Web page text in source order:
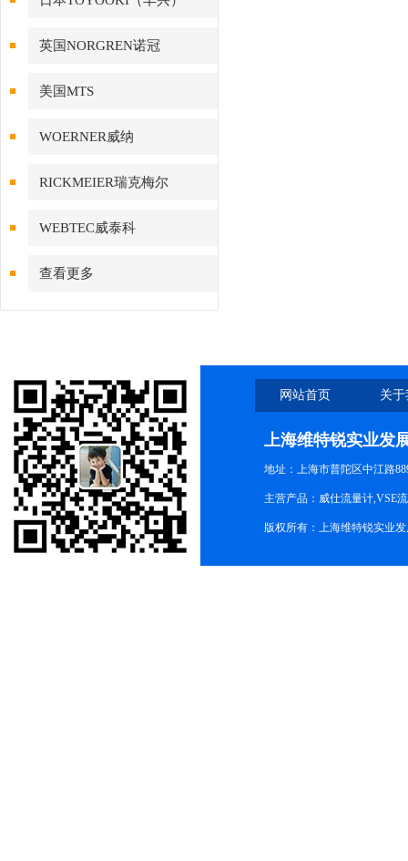
英国NORGREN诺冠
美国MTS
WOERNER威纳
RICKMEIER瑞克梅尔
WEBTEC威泰科
查看更多
网站首页 关
上海维特锐实业发
地址：上海市普陀区中江路
主营产品：威仕流量计,VSE
版权所有：上海维特锐实业